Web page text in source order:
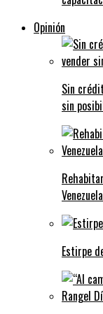
Opinión
Sin
sin
Estirpe